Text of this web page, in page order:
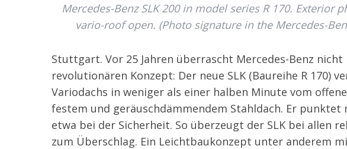
Mercedes-Benz SLK 200 in model series R 170.
vario-roof open. (Photo signature in the Mercedes-
Stuttgart. Vor 25 Jahren überrascht Mercedes-Benz
revolutionären Konzept: Der neue SLK (Baureihe R 170)
Variodachs in weniger als einer halben Minute vom
festem und geräuschdämmendem Stahldach. Er
etwa bei der Sicherheit. So überzeugt der SLK bei allen
zum Überschlag. Ein Leichtbaukonzept unter anderem